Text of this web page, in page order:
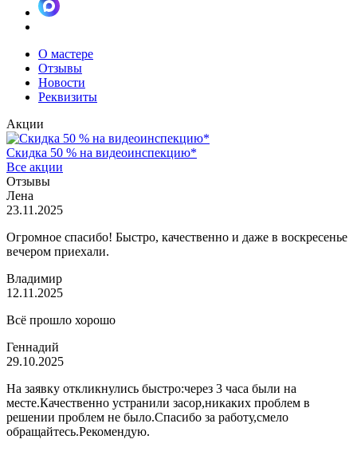
О мастере
Отзывы
Новости
Реквизиты
Акции
Скидка 50 % на видеоинспекцию*
Все акции
Отзывы
Лена
23.11.2025
Огромное спасибо! Быстро, качественно и даже в воскресенье
вечером приехали.
Владимир
12.11.2025
Всё прошло хорошо
Геннадий
29.10.2025
На заявку откликнулись быстро:через 3 часа были на
месте.Качественно устранили засор,никаких проблем в
решении проблем не было.Спасибо за работу,смело
обращайтесь.Рекомендую.